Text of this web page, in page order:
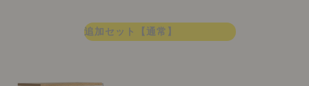
追加セット【通常】